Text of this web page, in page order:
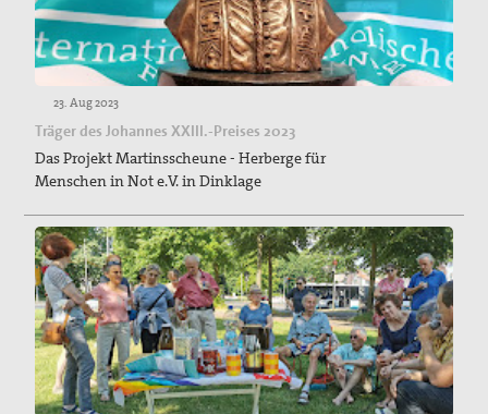
23. Aug 2023
Träger des Johannes XXIII.-Preises 2023
Das Projekt Martinsscheune - Herberge für
Menschen in Not e.V. in Dinklage